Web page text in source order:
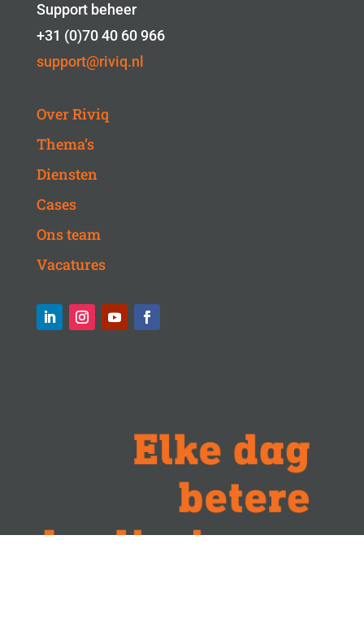
Support beheer
+31 (0)70 40 60 966
support@riviq.nl
Over Riviq
Thema’s
Diensten
Cases
Ons team
Vacatures